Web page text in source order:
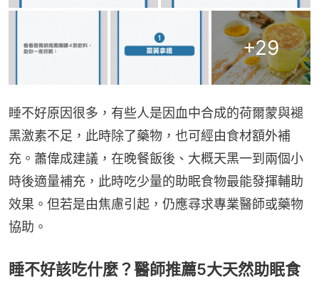
+29
睡不好原因很多，有些人是因血中合成的荷爾蒙與褪
黑激素不足，此時除了藥物，也可經由食材額外補
充。蕭偉成建議，在晚餐飯後、大概天黑一到兩個小
時後適量補充，此時吃少量的助眠食物最能發揮輔助
效果。但若是由焦慮引起，仍應尋求專業醫師或藥物
協助。
睡不好該吃什麼？醫師推薦5大天然助眠食